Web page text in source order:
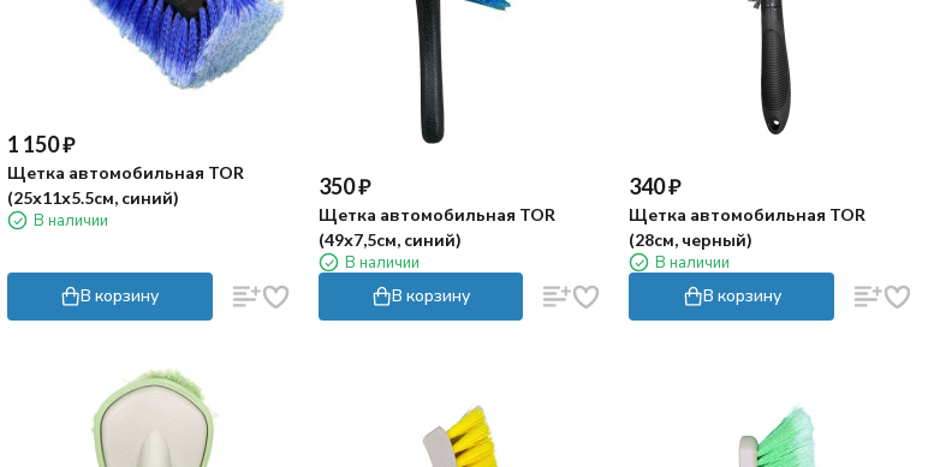
1 150₽
Щетка автомобильная TOR
(25х11х5.5см, синий)
В наличии
В корзину
350₽
Щетка автомобильная TOR
(49х7,5см, синий)
В наличии
В корзину
340₽
Щетка автомобильная TOR
(28см, черный)
В наличии
В корзину